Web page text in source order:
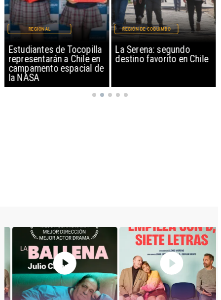
Estudiantes de Tocopilla
representarán a Chile en
campamento espacial de
la NASA
REGIONAL
La Serena: segundo
destino favorito en Chile
REGIÓN DE COQUIMBO